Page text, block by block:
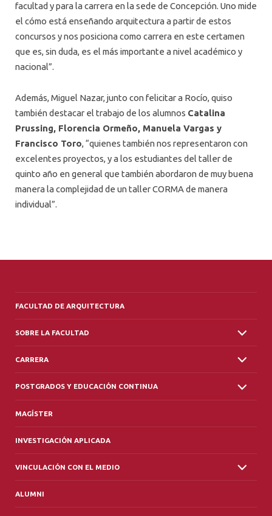
facultad y para la carrera en la sede de Concepción. Uno mide
el cómo está enseñando arquitectura a partir de estos
concursos y nos posiciona como carrera en este certamen
que es, sin duda, es el más importante a nivel académico y
nacional”.
Además, Miguel Nazar, junto con felicitar a Rocío, quiso
también destacar el trabajo de los alumnos Catalina
Prussing, Florencia Ormeño, Manuela Vargas y
Francisco Toro, “quienes también nos representaron con
excelentes proyectos, y a los estudiantes del taller de
quinto año en general que también abordaron de muy buena
manera la complejidad de un taller CORMA de manera
individual”.
FACULTAD DE ARQUITECTURA
SOBRE LA FACULTAD
CARRERA
POSTGRADOS Y EDUCACIÓN CONTINUA
MAGÍSTER
INVESTIGACIÓN APLICADA
VINCULACIÓN CON EL MEDIO
ALUMNI